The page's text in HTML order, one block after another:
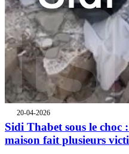
20-04-2026
Sidi Thabet sous le choc
maison fait plusieurs